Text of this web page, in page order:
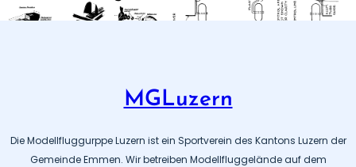
MGLuzern
Die Modellfluggurppe Luzern ist ein Sportverein des Kantons Luzern der
Gemeinde Emmen. Wir betreiben Modellfluggelände auf dem